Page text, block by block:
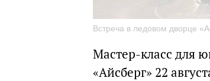
Встреча в ледовом дворце
Мастер-класс для
«Айсберг» 22